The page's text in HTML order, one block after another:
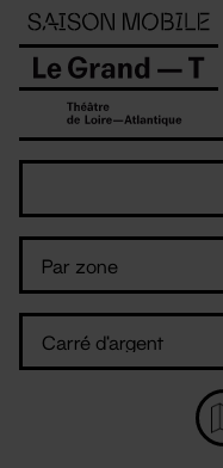
Panneau de gestion des